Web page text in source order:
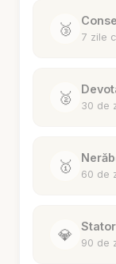
🥉 7 zile
🥈 30 de
🥇 60 de
💎 90 de